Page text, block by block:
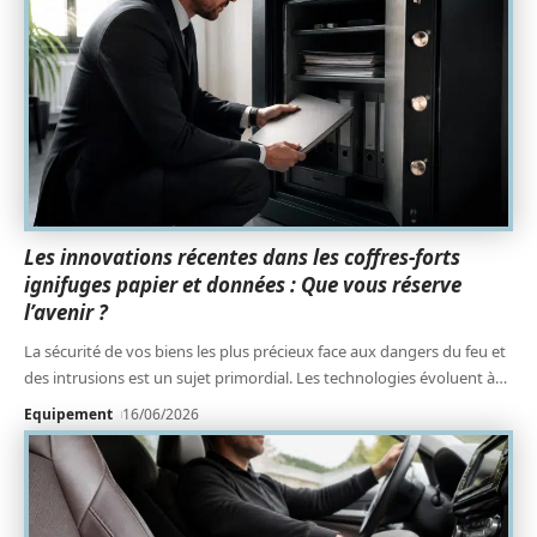
Les innovations récentes dans les coffres-forts
ignifuges papier et données : Que vous réserve
l’avenir ?
La sécurité de vos biens les plus précieux face aux dangers du feu et
des intrusions est un sujet primordial. Les technologies évoluent à…
Equipement 16/06/2026